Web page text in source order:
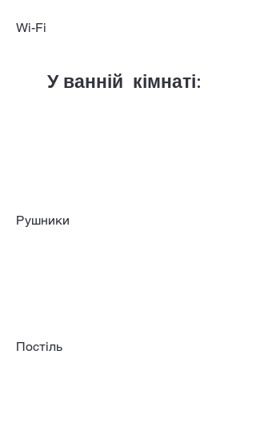
Wi-Fi
У ванній кімнаті:
Рушники
Постіль